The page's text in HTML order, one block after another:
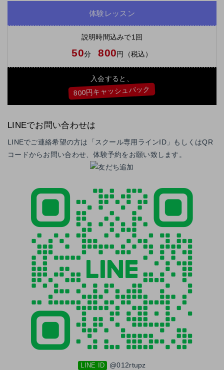
体験レッスン
説明時間込みで1回
50分800円（税込）
入会すると、
800円キャッシュバック
LINEでお問い合わせは
LINEでご連絡希望の方は「スクール専用ラインID」もしくはQR
コードからお問い合わせ、体験予約をお願い致します。
LINE ID @012rtupz